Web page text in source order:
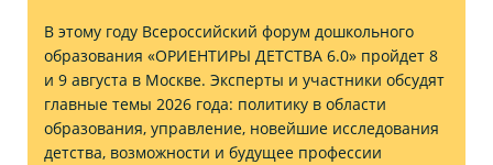
В этому году Всероссийский форум дошкольного
образования «ОРИЕНТИРЫ ДЕТСТВА 6.0» пройдет 8
и 9 августа в Москве. Эксперты и участники обсудят
главные темы 2026 года: политику в области
образования, управление, новейшие исследования
детства, возможности и будущее профессии